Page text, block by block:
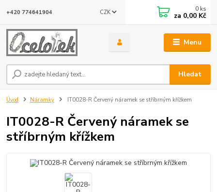
Menu
CZK
Hledat
+420 774641904 0 ks
za 0,00 Kč
Úvod Náramky IT0028-R Červený náramek se stříbrným křížkem
IT0028-R Červený náramek se
stříbrným křížkem